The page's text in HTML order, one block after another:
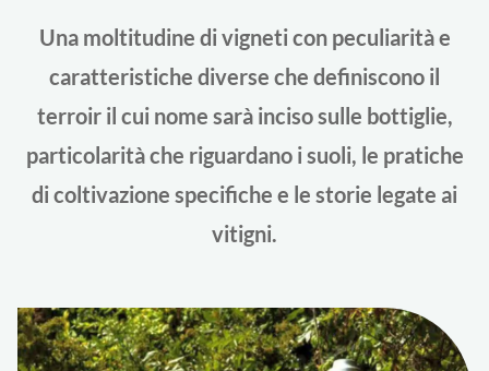
Una moltitudine di vigneti con peculiarità e
caratteristiche diverse che definiscono il
terroir il cui nome sarà inciso sulle bottiglie,
particolarità che riguardano i suoli, le pratiche
di coltivazione specifiche e le storie legate ai
vitigni.